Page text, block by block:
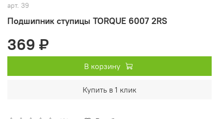
арт. 39
Подшипник ступицы TORQUE 6007 2RS
369 ₽
В корзину
Купить в 1 клик